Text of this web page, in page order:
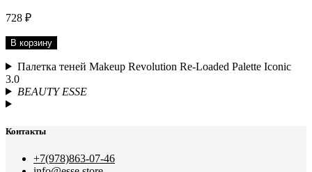
728 ₽
В корзину
Палетка теней Makeup Revolution Re-Loaded Palette Iconic
3.0
BEAUTY ESSE
Контакты
+7(978)863-07-46